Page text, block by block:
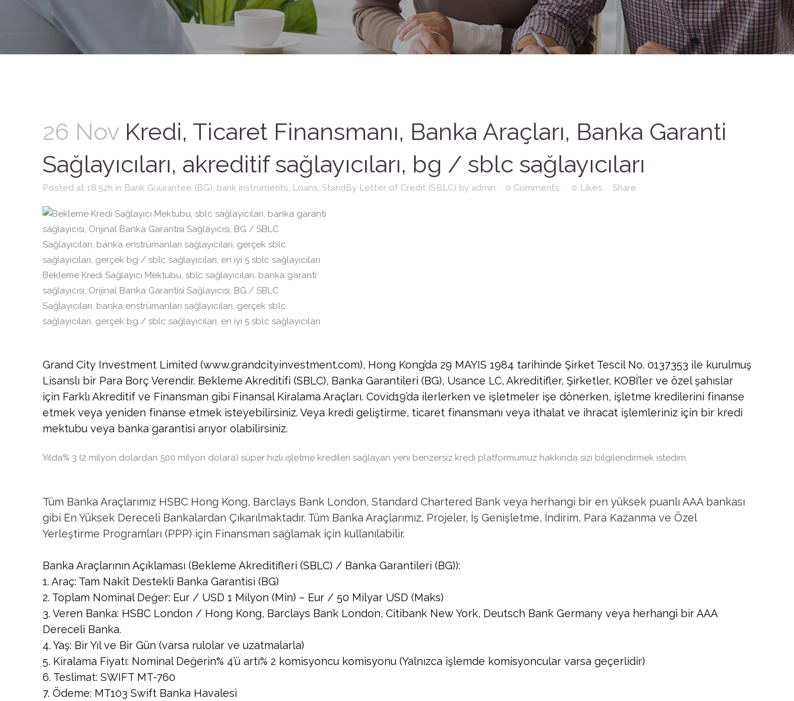
26 Nov Kredi, Ticaret Finansmanı, Banka Araçları, Banka Garanti
Sağlayıcıları, akreditif sağlayıcıları, bg / sblc sağlayıcıları
Posted at 18:52h in Bank Guurantee (BG), bank instruments, Loans, StandBy Letter of Credit (SBLC) by admin 0 Comments 0 Likes Share
Bekleme Kredi Sağlayıcı Mektubu, sblc sağlayıcıları, banka garanti
sağlayıcısı, Orijinal Banka Garantisi Sağlayıcısı, BG / SBLC
Sağlayıcıları, banka enstrümanları sağlayıcıları, gerçek sblc
sağlayıcıları, gerçek bg / sblc sağlayıcıları, en iyi 5 sblc sağlayıcıları
Grand City Investment Limited (www.grandcityinvestment.com), Hong Kong’da 29 MAYIS 1984 tarihinde Şirket Tescil No. 0137353 ile kurulmuş
Lisanslı bir Para Borç Verendir. Bekleme Akreditifi (SBLC), Banka Garantileri (BG), Usance LC, Akreditifler, Şirketler, KOBİ’ler ve özel şahıslar
için Farklı Akreditif ve Finansman gibi Finansal Kiralama Araçları. Covid19’da ilerlerken ve işletmeler işe dönerken, işletme kredilerini finanse
etmek veya yeniden finanse etmek isteyebilirsiniz. Veya kredi geliştirme, ticaret finansmanı veya ithalat ve ihracat işlemleriniz için bir kredi
mektubu veya banka garantisi arıyor olabilirsiniz.
Yılda% 3 (2 milyon dolardan 500 milyon dolara) süper hızlı işletme kredileri sağlayan yeni benzersiz kredi platformumuz hakkında sizi bilgilendirmek istedim.
Tüm Banka Araçlarımız HSBC Hong Kong, Barclays Bank London, Standard Chartered Bank veya herhangi bir en yüksek puanlı AAA bankası
gibi En Yüksek Dereceli Bankalardan Çıkarılmaktadır. Tüm Banka Araçlarımız, Projeler, İş Genişletme, İndirim, Para Kazanma ve Özel
Yerleştirme Programları (PPP) için Finansman sağlamak için kullanılabilir.
Banka Araçlarının Açıklaması (Bekleme Akreditifleri (SBLC) / Banka Garantileri (BG)):
1. Araç: Tam Nakit Destekli Banka Garantisi (BG)
2. Toplam Nominal Değer: Eur / USD 1 Milyon (Min) – Eur / 50 Milyar USD (Maks)
3. Veren Banka: HSBC London / Hong Kong, Barclays Bank London, Citibank New York, Deutsch Bank Germany veya herhangi bir AAA
Dereceli Banka.
4. Yaş: Bir Yıl ve Bir Gün (varsa rulolar ve uzatmalarla)
5. Kiralama Fiyatı: Nominal Değerin% 4’ü artı% 2 komisyoncu komisyonu (Yalnızca işlemde komisyoncular varsa geçerlidir)
6. Teslimat: SWIFT MT-760
7. Ödeme: MT103 Swift Banka Havalesi